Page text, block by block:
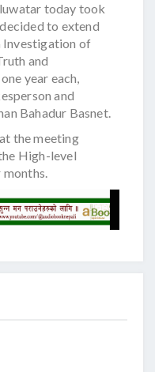
today took
to extend
Investigation of
and
year each,
and
Bahadur Basnet.
the meeting
High-level